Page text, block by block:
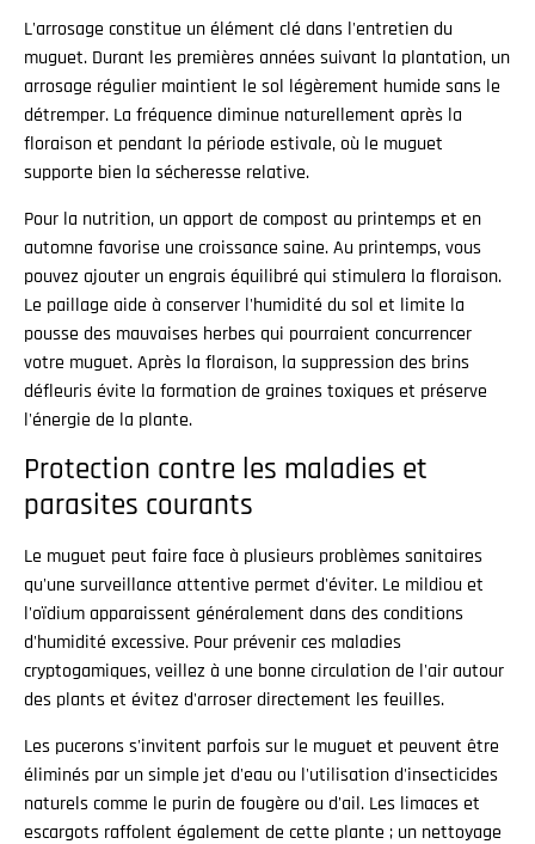
L'arrosage constitue un élément clé dans l'entretien du
muguet. Durant les premières années suivant la plantation, un
arrosage régulier maintient le sol légèrement humide sans le
détremper. La fréquence diminue naturellement après la
floraison et pendant la période estivale, où le muguet
supporte bien la sécheresse relative.
Pour la nutrition, un apport de compost au printemps et en
automne favorise une croissance saine. Au printemps, vous
pouvez ajouter un engrais équilibré qui stimulera la floraison.
Le paillage aide à conserver l'humidité du sol et limite la
pousse des mauvaises herbes qui pourraient concurrencer
votre muguet. Après la floraison, la suppression des brins
défleuris évite la formation de graines toxiques et préserve
l'énergie de la plante.
Protection contre les maladies et
parasites courants
Le muguet peut faire face à plusieurs problèmes sanitaires
qu'une surveillance attentive permet d'éviter. Le mildiou et
l'oïdium apparaissent généralement dans des conditions
d'humidité excessive. Pour prévenir ces maladies
cryptogamiques, veillez à une bonne circulation de l'air autour
des plants et évitez d'arroser directement les feuilles.
Les pucerons s'invitent parfois sur le muguet et peuvent être
éliminés par un simple jet d'eau ou l'utilisation d'insecticides
naturels comme le purin de fougère ou d'ail. Les limaces et
escargots raffolent également de cette plante ; un nettoyage